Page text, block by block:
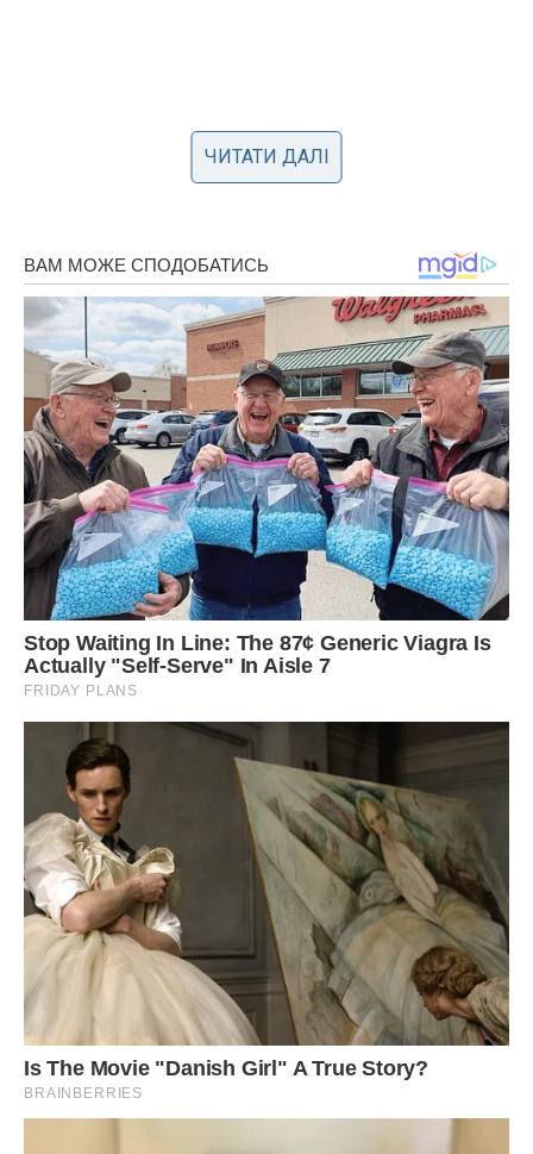
Про зникнення дівчинки повідомили обслуговуючому
персоналу парку. Незабаром приїхала поліція. Я, як могла,
намагалася говорити англійською мовою:
– Моя дочка… Вона пропала! Ми не можемо її знайти. Її
звати Аня. Їй шість років. Вона була одягнена в таку
коротку рожеву сукню! Але мене ніхто не розумів. Тоді
Мирослав зателефонував в українське посольство. Через
годину нашу дочку вже шукала не тільки поліція, але і
представники посольства. На наступний день
підключилася преса. На перших шпальтах газет з’явилася
фотографія нашої Ані.
крізь землю провалилася. Ніхто нам не дзвонив з
вимогою викупу. Нічого… Тиша…
Її знайшли через два тижні… Важко описати словами те,
що ми тоді відчували. Після всіх пережитих емоцій,
безплідних пошуків, повного безсилля це нас добило. Ще
місяць тому ми були господарями життя. А тепер вона
показала нам, як незначні перед її невблаганною
реальністю люди. Сльози проливали цілодобово.
“Ніщо вже не поверне нам дочку, – в розпачі думала я. –
Замість того щоб проводити весь час з нею, ми бездумно
каталися по світу, купалися в задоволеннях. Тепер більше
ніколи не побачимо, як вона росте, грає, їсть морозиво,
плаче, посміхається”. Наш шлюб не витримав цього
ЧИТАТИ ДАЛІ